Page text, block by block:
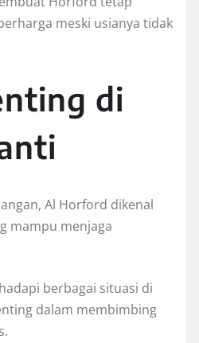
meski usianya tidak
di
Al Horford dikenal
mampu menjaga
berbagai situasi di
dalam membimbing